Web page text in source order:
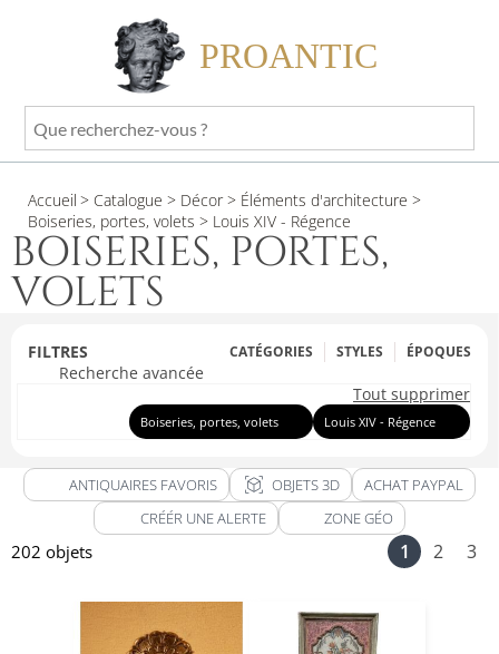
PROANTIC
Que
recherchez-
?
Accueil > Catalogue > Décor> Éléments d'architecture >
Boiseries, portes, volets > Louis XIV - Régence
BOISERIES, PORTES,
VOLETS
FILTRES CATÉGORIES STYLES ÉPOQUES
Recherche avancée
Tout supprimer
Boiseries, portes, volets Louis XIV - Régence
ANTIQUAIRES FAVORIS view_in_ar OBJETS 3D
ACHAT PAYPAL
CRÉÉR UNE ALERTE
ZONE GÉO
202 objets 1 2 3